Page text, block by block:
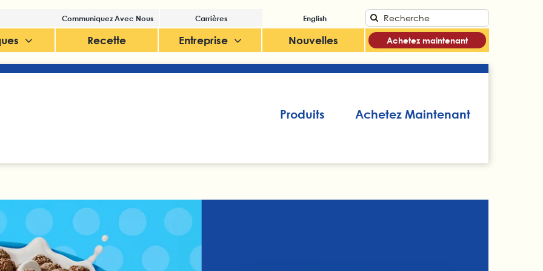
Communiquez Avec Nous Carrières English
Search
for:
Recette Entreprise Nouvelles Achetez maintenant
Produits Achetez Maintenant